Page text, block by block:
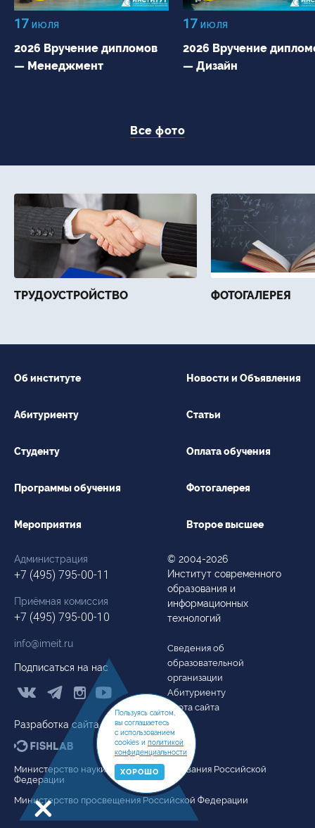
17июля
2026 Вручение дипломов
— Менеджмент
17июля
2026 Вручение
— Дизайн
Все фото
ТРУДОУСТРОЙСТВО ФОТОГАЛЕРЕЯ
Об институте
Абитуриенту
Студенту
Программы обучения
Мероприятия
Новости и Объявления
Статьи
Оплата обучения
Фотогалерея
Второе высшее
Подписаться на нас
  
Разработка сайта
Министерство науки и высшего образования Российской
Федерации
Министерство просвещения Российской Федерации
Администрация
+7 (495) 795-00-11
Приёмная комиссия
+7 (495) 795-00-10
info@imeit.ru
© 2004-2026
Институт современного
образования и
информационных
технологий
Сведения об
образовательной
организации
Абитуриенту
Карта сайта
Пользуясь сайтом,
вы соглашаетесь
с использованием
cookies и политикой
конфиденциальности
ХОРОШО